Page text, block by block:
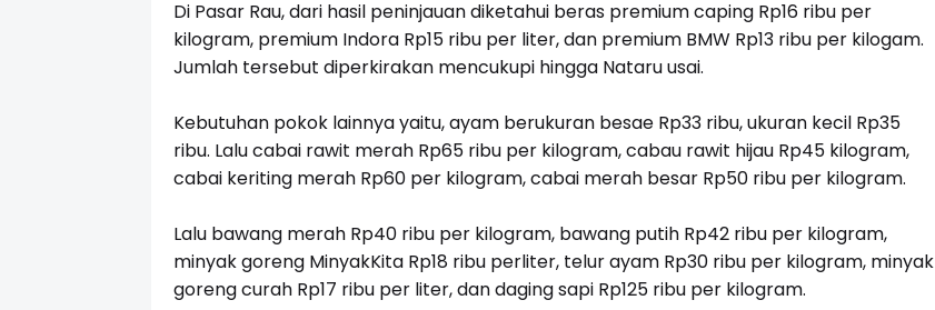
Di Pasar Rau, dari hasil peninjauan diketahui beras premium caping Rp16 ribu per
kilogram, premium Indora Rp15 ribu per liter, dan premium BMW Rp13 ribu per kilogam.
Jumlah tersebut diperkirakan mencukupi hingga Nataru usai.
Kebutuhan pokok lainnya yaitu, ayam berukuran besae Rp33 ribu, ukuran kecil Rp35
ribu. Lalu cabai rawit merah Rp65 ribu per kilogram, cabau rawit hijau Rp45 kilogram,
cabai keriting merah Rp60 per kilogram, cabai merah besar Rp50 ribu per kilogram.
Lalu bawang merah Rp40 ribu per kilogram, bawang putih Rp42 ribu per kilogram,
minyak goreng MinyakKita Rp18 ribu perliter, telur ayam Rp30 ribu per kilogram, minyak
goreng curah Rp17 ribu per liter, dan daging sapi Rp125 ribu per kilogram.